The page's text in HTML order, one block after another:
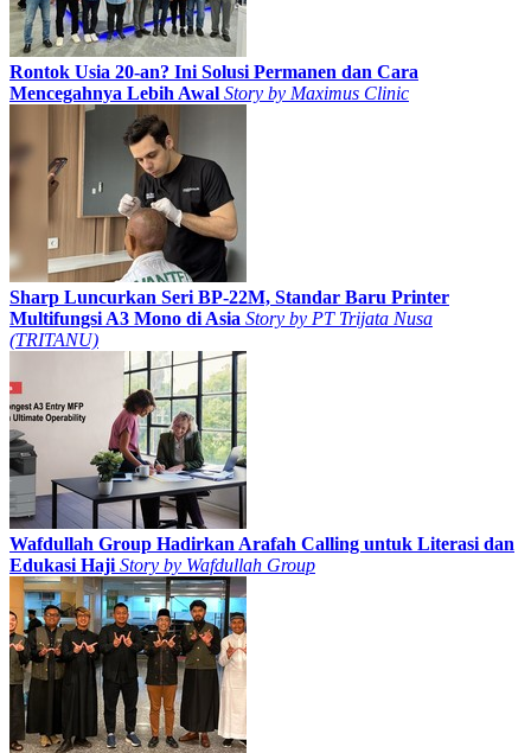
Rontok Usia 20-an? Ini Solusi Permanen dan Cara
Mencegahnya Lebih Awal Story by Maximus Clinic
Sharp Luncurkan Seri BP-22M, Standar Baru Printer
Multifungsi A3 Mono di Asia Story by PT Trijata Nusa
(TRITANU)
Wafdullah Group Hadirkan Arafah Calling untuk Literasi dan
Edukasi Haji Story by Wafdullah Group